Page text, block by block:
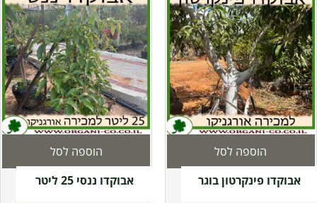
אבוקדו פינקרטון בוגר
הוספה לסל
אבוקדו ננסי 25 ליטר
הוספה לסל